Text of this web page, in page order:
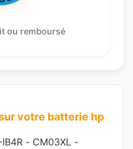
ou remboursé
votre batterie hp
- CM03XL -